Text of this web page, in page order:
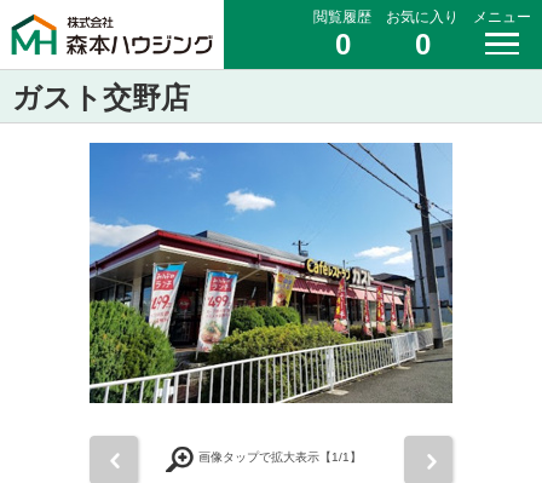
閲覧履歴
0
お気に入り
0
メニュー
ガスト交野店
画像タップで拡大表示【1/1】